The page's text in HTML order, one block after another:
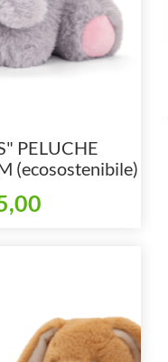
PELUCHE
(ecosostenibile)